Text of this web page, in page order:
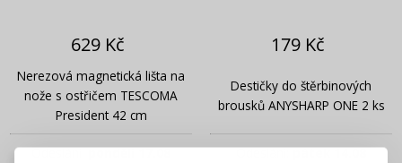
629 Kč
Nerezová magnetická lišta na
nože s ostřičem TESCOMA
President 42 cm
Odeslání:pondělí 17.08
179 Kč
Destičky do štěrbinových
brousků ANYSHARP ONE 2 ks
Odeslání:pátek 14.08
PŘIHLÁŠENÍ REGISTRACE